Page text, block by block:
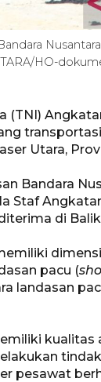
HO-
Utara,
Bandara
Staf
di
pacu (
landasan
kualitas
pesawat